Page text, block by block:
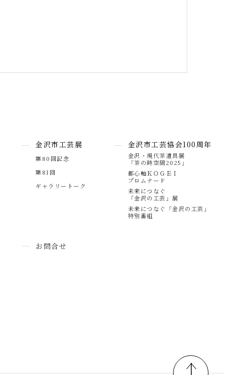
金沢市工芸展
第80回記念
第81回
ギャラリートーク
金沢市工芸協会100周年
金沢・現代茶道具展
「茶の時空間2025」
都心軸ＫＯＧＥＩ
プロムナード
未来につなぐ
「金沢の工芸」展
未来につなぐ「金沢の工芸」
特別番組
お問合せ